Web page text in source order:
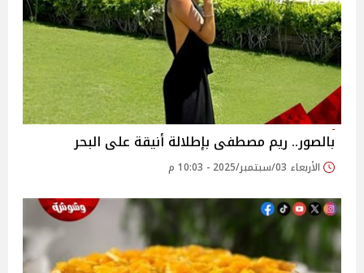
بالصور.. ريم مصطفى بإطلالة أنيقة على البحر
الأربعاء 03/سبتمبر/2025 - 10:03 م